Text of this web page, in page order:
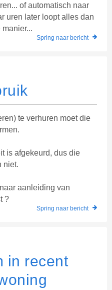
of automatisch naar
uren later loopt alles dan
Spring naar bericht
te verhuren moet die
is afgekeurd, dus die
niet.
aanleiding van
?
Spring naar bericht
in recent